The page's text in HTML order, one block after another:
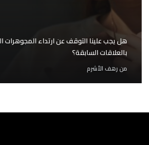
هل يجب علينا التوقف عن ارتداء المجوهرات
بالعلاقات السابقة؟
من رهف الأشرم